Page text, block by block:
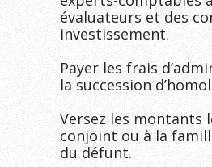
évaluateurs et des
investissement.
Payer les frais
la succession
Versez les montants
conjoint ou à la
du défunt.